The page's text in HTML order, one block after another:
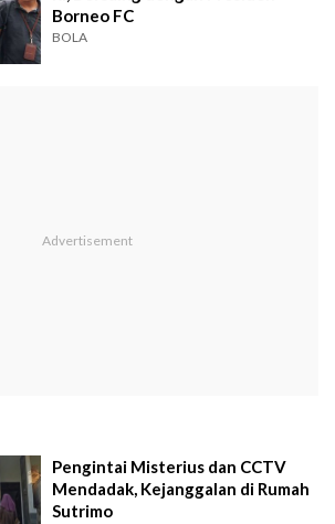
Borneo FC
BOLA
Pengintai Misterius dan CCTV
Mendadak, Kejanggalan di Rumah
Sutrimo